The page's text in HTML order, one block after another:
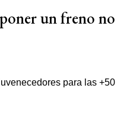
un freno no